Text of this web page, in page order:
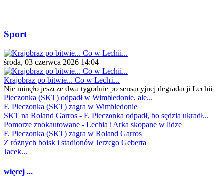
Sport
środa, 03 czerwca 2026 14:04
Krajobraz po bitwie... Co w Lechii...
Nie minęło jeszcze dwa tygodnie po sensacyjnej degradacji Lechii
Pieczonka (SKT) odpadł w Wimbledonie, ale...
F. Pieczonka (SKT) zagra w Wimbledonie
SKT na Roland Garros - F. Pieczonka odpadł, bo sędzia ukradł...
Pomorze znokautowane - Lechia i Arka skopane w lidze
F. Pieczonka (SKT) zagra w Roland Garros
Z różnych boisk i stadionów Jerzego Geberta
Jacek...
więcej ...